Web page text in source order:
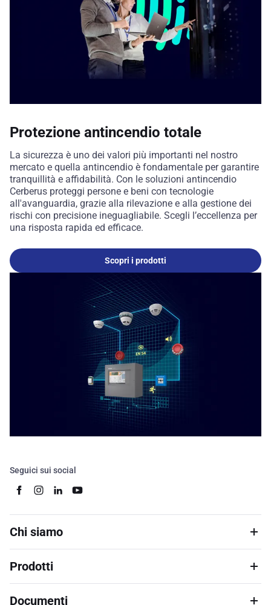
Protezione antincendio totale
La sicurezza è uno dei valori più importanti nel nostro
mercato e quella antincendio è fondamentale per garantire
tranquillità e affidabilità. Con le soluzioni antincendio
Cerberus proteggi persone e beni con tecnologie
all'avanguardia, grazie alla rilevazione e alla gestione dei
rischi con precisione ineguagliabile. Scegli l’eccellenza per
una risposta rapida ed efficace.
Scopri i prodotti
Seguici sui social
Chi siamo
Prodotti
Documenti